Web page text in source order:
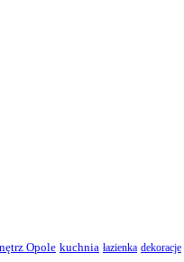
Opole kuchnia łazienka dekoracje